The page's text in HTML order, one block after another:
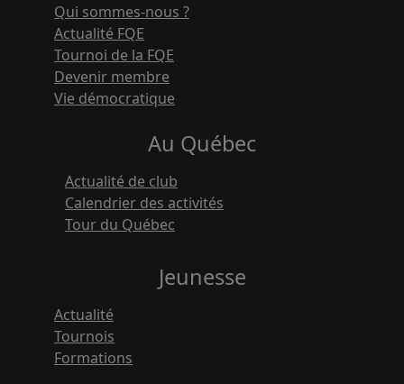
Qui sommes-nous ?
Actualité FQE
Tournoi de la FQE
Devenir membre
Vie démocratique
Au Québec
Actualité de club
Calendrier des activités
Tour du Québec
Jeunesse
Actualité
Tournois
Formations